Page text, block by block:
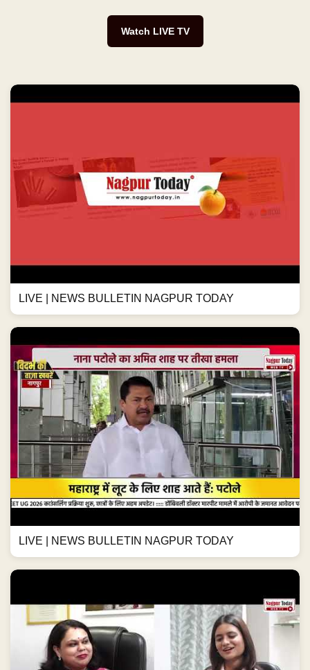
Watch LIVE TV
LIVE | NEWS BULLETIN NAGPUR TODAY
LIVE | NEWS BULLETIN NAGPUR TODAY